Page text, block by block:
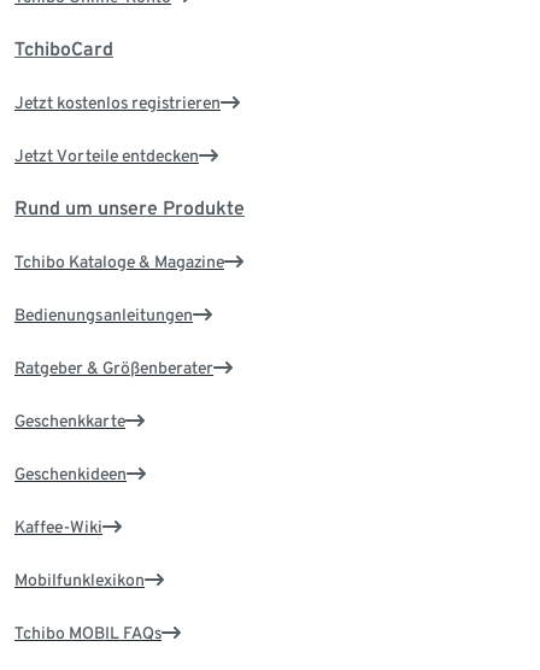
TchiboCard
Jetzt kostenlos registrieren
Jetzt Vorteile entdecken
Rund um unsere Produkte
Tchibo Kataloge & Magazine
Bedienungsanleitungen
Ratgeber & Größenberater
Geschenkkarte
Geschenkideen
Kaffee-Wiki
Mobilfunklexikon
Tchibo MOBIL FAQs